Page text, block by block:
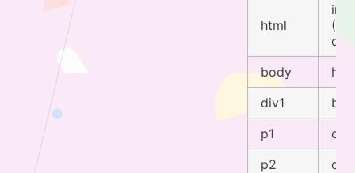
html
body
div1
p1
div1
p2
div1